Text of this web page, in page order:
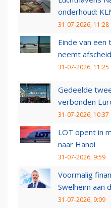
onderhoud:
31-07-2026, 11:28
Einde van een
neemt
31-07-2026, 11:25
Gedeelde
verbonden
31-07-2026, 10:37
LOT opent in
naar Hanoi
31-07-2026, 9:59
Voormalig
Swelheim aan
31-07-2026, 9:09